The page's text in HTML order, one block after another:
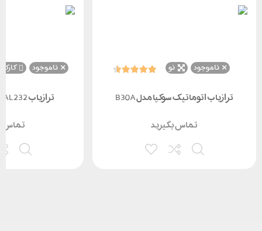
ناموجود نو
ترازیاب اتوماتیک سوکیا مدل B30A
تماس بگیرید
ناموجود
ترازیاب Trimble AL232 کارکرده
تماس